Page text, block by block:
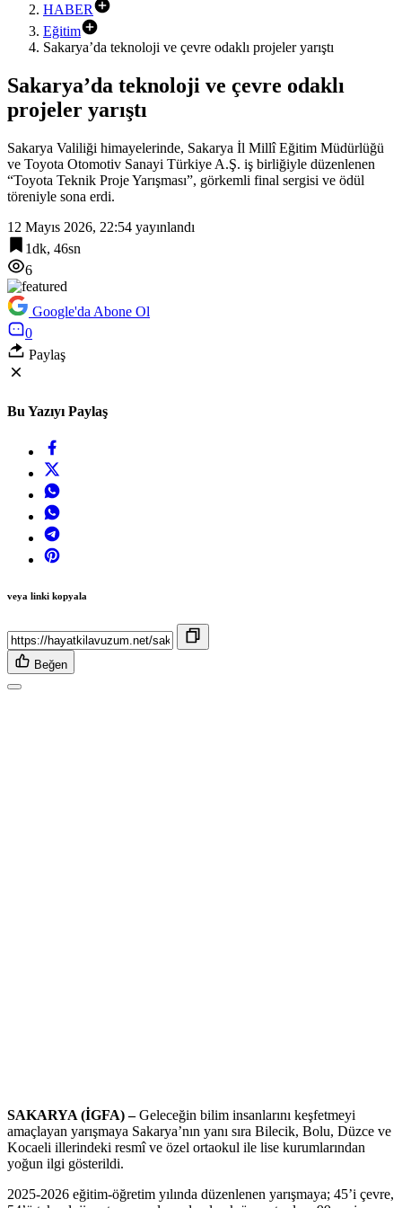
HABER
Eğitim
Sakarya’da teknoloji ve çevre odaklı projeler yarıştı
Sakarya’da teknoloji ve çevre odaklı
projeler yarıştı
Sakarya Valiliği himayelerinde, Sakarya İl Millî Eğitim Müdürlüğü
ve Toyota Otomotiv Sanayi Türkiye A.Ş. iş birliğiyle düzenlenen
“Toyota Teknik Proje Yarışması”, görkemli final sergisi ve ödül
töreniyle sona erdi.
12 Mayıs 2026, 22:54 yayınlandı
1dk, 46sn
6
Google'da Abone Ol
0
Paylaş
Bu Yazıyı Paylaş
veya linki kopyala
Beğen
SAKARYA (İGFA) –Geleceğin bilim insanlarını keşfetmeyi
amaçlayan yarışmaya Sakarya’nın yanı sıra Bilecik, Bolu, Düzce ve
Kocaeli illerindeki resmî ve özel ortaokul ile lise kurumlarından
yoğun ilgi gösterildi.
2025-2026 eğitim-öğretim yılında düzenlenen yarışmaya; 45’i çevre,